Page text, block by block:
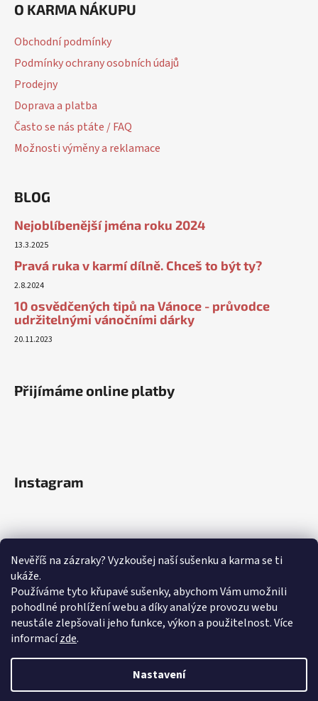
Nevěříš na zázraky? Vyzkoušej naší sušenku a karma se ti
ukáže.
Používáme tyto křupavé sušenky, abychom Vám umožnili
pohodlné prohlížení webu a díky analýze provozu webu
neustále zlepšovali jeho funkce, výkon a použitelnost.Více
informacízde.
Nastavení
O KARMA NÁKUPU
Obchodní podmínky
Podmínky ochrany osobních údajů
Prodejny
Doprava a platba
Často se nás ptáte / FAQ
Možnosti výměny a reklamace
BLOG
Nejoblíbenější jména roku 2024
13.3.2025
Pravá ruka v karmí dílně. Chceš to být ty?
2.8.2024
10 osvědčených tipů na Vánoce - průvodce
udržitelnými vánočními dárky
20.11.2023
Přijímáme online platby
Instagram
Sledovat na Instagramu